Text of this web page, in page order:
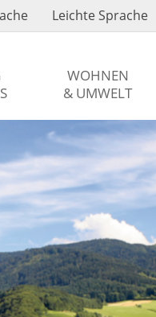
Leichte Sprache
WOHNEN
& UMWELT